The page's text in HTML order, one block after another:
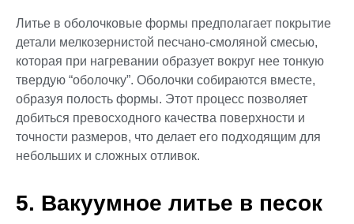
Литье в оболочковые формы предполагает покрытие
детали мелкозернистой песчано-смоляной смесью,
которая при нагревании образует вокруг нее тонкую
твердую “оболочку”. Оболочки собираются вместе,
образуя полость формы. Этот процесс позволяет
добиться превосходного качества поверхности и
точности размеров, что делает его подходящим для
небольших и сложных отливок.
5. Вакуумное литье в песок